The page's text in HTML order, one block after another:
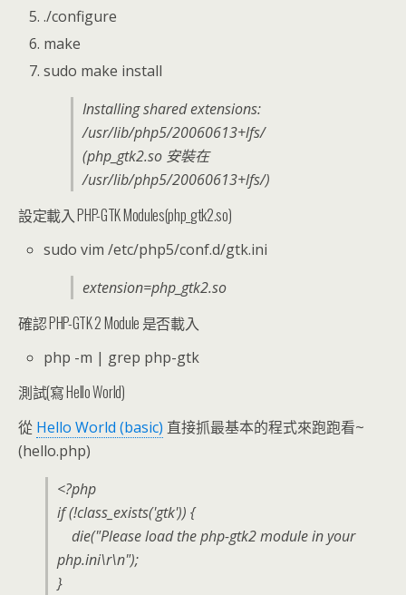
./configure
make
sudo make install
Installing shared extensions:
/usr/lib/php5/20060613+lfs/
(php_gtk2.so 安裝在
/usr/lib/php5/20060613+lfs/)
設定載入 PHP-GTK Modules(php_gtk2.so)
sudo vim /etc/php5/conf.d/gtk.ini
extension=php_gtk2.so
確認 PHP-GTK 2 Module 是否載入
php -m | grep php-gtk
測試(寫 Hello World)
從 Hello World (basic) 直接抓最基本的程式來跑跑看~
(hello.php)
<?php
if (!class_exists('gtk')) {
die("Please load the php-gtk2 module in your
php.ini\r\n");
}